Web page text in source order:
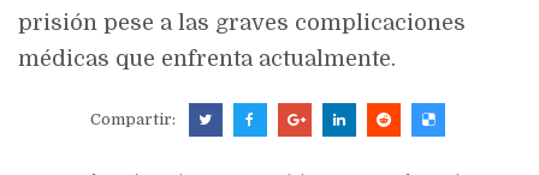
prisión pese a las graves complicaciones
médicas que enfrenta actualmente.
Compartir: